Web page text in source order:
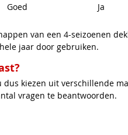
Goed Ja
van een 4-seizoenen
jaar door gebruiken.
kiezen uit verschillende
vragen te beantwoorden.